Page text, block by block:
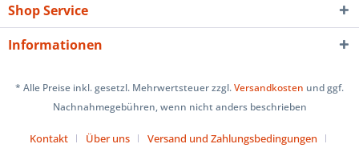
Shop Service
Informationen
* Alle Preise inkl. gesetzl. Mehrwertsteuer zzgl.Versandkosten und ggf.
Nachnahmegebühren, wenn nicht anders beschrieben
Kontakt Über uns
Versand und Zahlungsbedingungen